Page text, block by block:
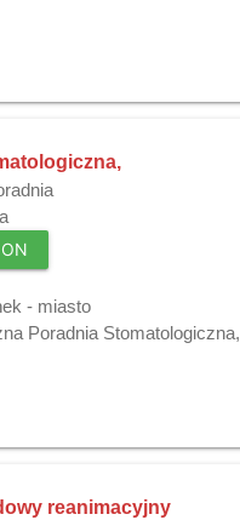
- miasto
Poradnia Stomatologiczna,
reanimacyjny